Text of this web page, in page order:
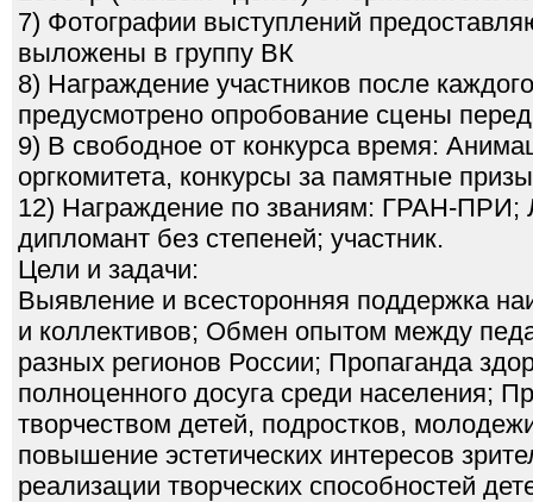
7) Фотографии выступлений
выложены в группу ВК
8) Награждение участников после
предусмотрено опробование сцены
9) В свободное от конкурса время:
оргкомитета, конкурсы за памятные
12) Награждение по званиям: ГРАН-ПРИ;
дипломант без степеней; участник.
Цели и задачи:
Выявление и всесторонняя поддержка
и коллективов; Обмен опытом между
разных регионов России; Пропаганда
полноценного досуга среди населения;
творчеством детей, подростков,
повышение эстетических интересов
реализации творческих способностей